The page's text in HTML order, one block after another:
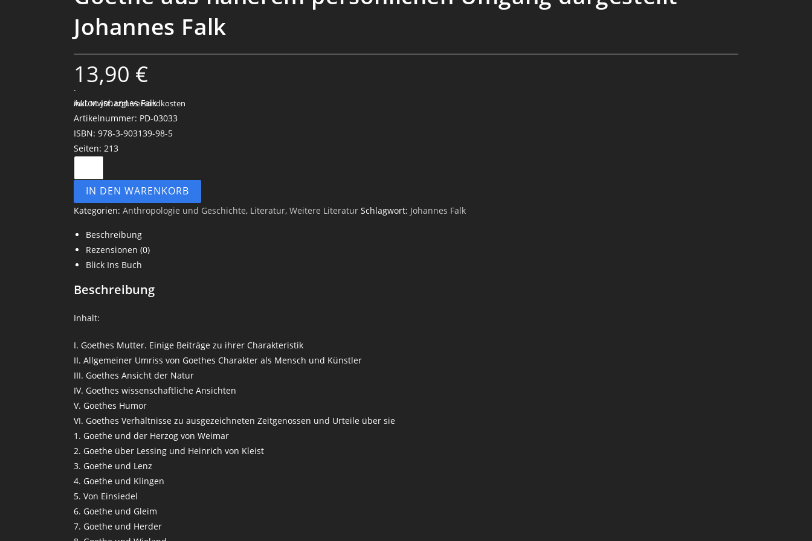
Johannes Falk
13,90 €
inkl. MwSt.zzgl. Versandkosten
.
Autor: Johannes Falk
Artikelnummer: PD-03033
ISBN: 978-3-903139-98-5
Seiten: 213
IN DEN WARENKORB
Kategorien: Anthropologie und Geschichte, Literatur, Weitere Literatur Schlagwort: Johannes Falk
Beschreibung
Rezensionen (0)
Blick Ins Buch
Beschreibung
Inhalt:
I. Goethes Mutter. Einige Beiträge zu ihrer Charakteristik
II. Allgemeiner Umriss von Goethes Charakter als Mensch und Künstler
III. Goethes Ansicht der Natur
IV. Goethes wissenschaftliche Ansichten
V. Goethes Humor
VI. Goethes Verhältnisse zu ausgezeichneten Zeitgenossen und Urteile über sie
1. Goethe und der Herzog von Weimar
2. Goethe über Lessing und Heinrich von Kleist
3. Goethe und Lenz
4. Goethe und Klingen
5. Von Einsiedel
6. Goethe und Gleim
7. Goethe und Herder